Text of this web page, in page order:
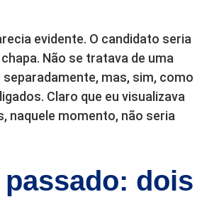
evidente. O candidato seria
Não se tratava de uma
separadamente, mas, sim, como
Claro que eu visualizava
naquele momento, não seria
dois